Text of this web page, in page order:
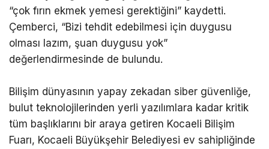
“çok fırın ekmek yemesi gerektiğini” kaydetti.
Çemberci, “Bizi tehdit edebilmesi için duygusu
olması lazım, şuan duygusu yok”
değerlendirmesinde de bulundu.
Bilişim dünyasının yapay zekadan siber güvenliğe,
bulut teknolojilerinden yerli yazılımlara kadar kritik
tüm başlıklarını bir araya getiren Kocaeli Bilişim
Fuarı, Kocaeli Büyükşehir Belediyesi ev sahipliğinde